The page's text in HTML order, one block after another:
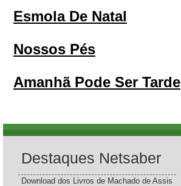
Esmola De Natal
Nossos Pés
Amanhã Pode Ser Tarde
Destaques Netsaber
Download dos Livros de Machado de Assis